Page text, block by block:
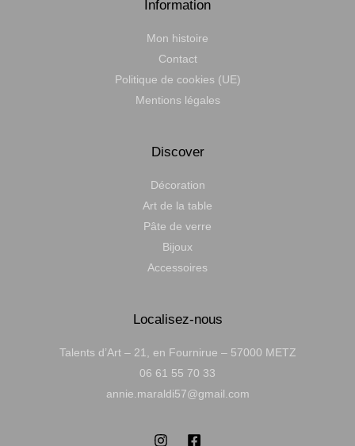
Information
Mon histoire
Contact
Politique de cookies (UE)
Mentions légales
Discover
Décoration
Art de la table
Pâte de verre
Bijoux
Accessoires
Localisez-nous
Talents d’Art – 21, en Fournirue – 57000 METZ
06 61 55 70 33
annie.maraldi57@gmail.com